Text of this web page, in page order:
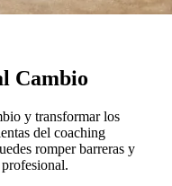
Cambio
y transformar los
del coaching
romper barreras y